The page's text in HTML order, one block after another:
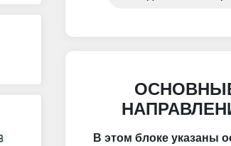
груза несет экспедитор.
В этом блоке указаны